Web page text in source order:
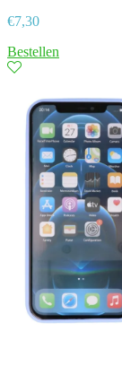
€7,30
Bestellen